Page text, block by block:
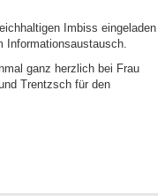
Imbiss eingeladen
Informationsaustausch.
ganz herzlich bei Frau
Trentzsch für den